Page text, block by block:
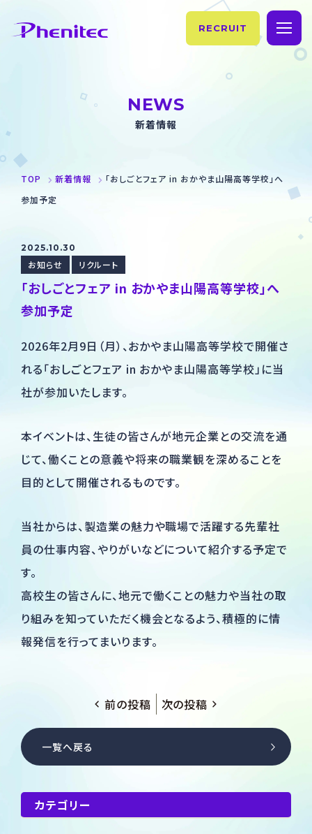
フェニテックの歴史
製品情報
SiC
お知らせ
お問い合わせ
総合お問い合わせ
採用のお問い合わせ
RECRUIT
NEWS
新着情報
TOP 新着情報
「おしごとフェア in おかやま山陽高等学校」へ
参加予定
2025.10.30
お知らせ リクルート
「おしごとフェア in おかやま山陽高等学校」へ
参加予定
2026年2月9日（月）、おかやま山陽高等学校で開催さ
れる「おしごとフェア in おかやま山陽高等学校」に当
社が参加いたします。
本イベントは、生徒の皆さんが地元企業との交流を通
じて、働くことの意義や将来の職業観を深めることを
目的として開催されるものです。
当社からは、製造業の魅力や職場で活躍する先輩社
員の仕事内容、やりがいなどについて紹介する予定で
す。
高校生の皆さんに、地元で働くことの魅力や当社の取
り組みを知っていただく機会となるよう、積極的に情
報発信を行ってまいります。
前の投稿 次の投稿
一覧へ戻る
カテゴリー